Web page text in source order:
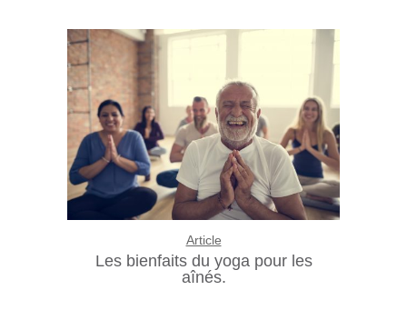
Article
Les bienfaits du yoga pour les
aînés.